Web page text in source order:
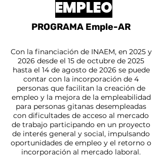
EMPLEO
PROGRAMA Emple-AR
Con la financiación de INAEM, en 2025 y
2026 desde el 15 de octubre de 2025
hasta el 14 de agosto de 2026 se puede
contar con la incorporación de 4
personas que facilitan la creación de
empleo y la mejora de la empleabilidad
para personas gitanas desempleadas
con dificultades de acceso al mercado
de trabajo participando en un proyecto
de interés general y social, impulsando
oportunidades de empleo y el retorno o
incorporación al mercado laboral.